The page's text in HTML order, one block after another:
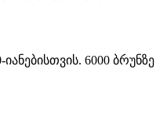
6000 ბრუნზე